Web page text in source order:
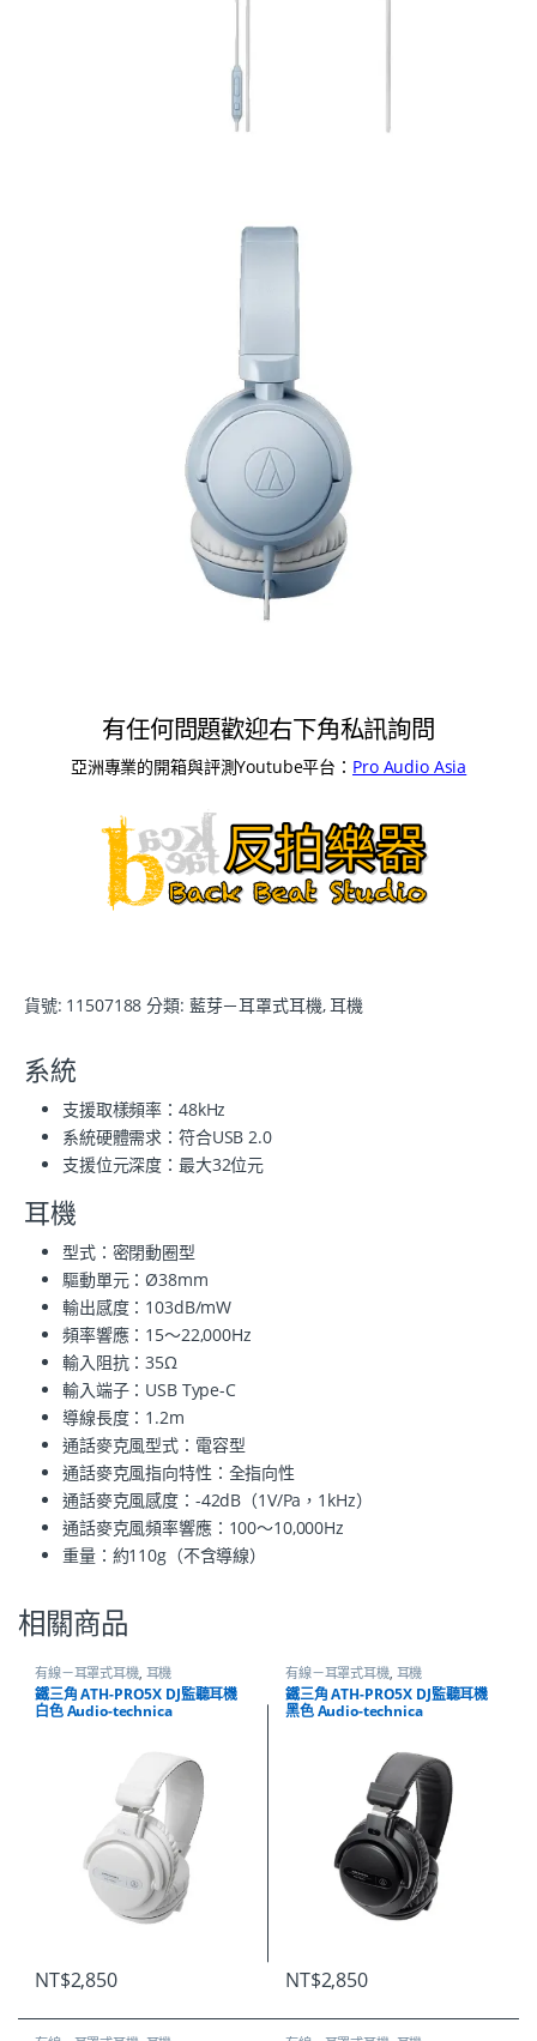
有任何問題歡迎右下角私訊詢問
亞洲專業的開箱與評測Youtube平台： Pro Audio Asia
貨號: 11507188 分類: 藍芽－耳罩式耳機,耳機
系統
支援取樣頻率：48kHz
系統硬體需求：符合USB 2.0
支援位元深度：最大32位元
耳機
型式： 密閉動圈型
驅動單元： Ø38mm
輸出感度： 103dB/mW
頻率響應： 15～22,000Hz
輸入阻抗：35Ω
輸入端子： USB Type-C
導線長度： 1.2m
通話麥克風型式： 電容型
通話麥克風指向特性： 全指向性
通話麥克風感度： -42dB（1V/Pa，1kHz）
通話麥克風頻率響應： 100～10,000Hz
重量： 約110g（不含導線）
相關商品
有線－耳罩式耳機, 耳機
鐵三角 ATH-PRO5X DJ監聽耳機
白色 Audio-technica
NT$2,850
有線－耳罩式耳機, 耳機
鐵三角 ATH-PRO5X DJ監聽耳機
黑色 Audio-technica
NT$2,850